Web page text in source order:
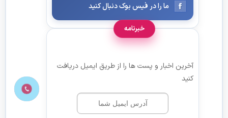
ما را در فیس بوک دنبال کنید
خبرنامه
آخرین اخبار و پست ها را از طریق ایمیل دریافت
کنید